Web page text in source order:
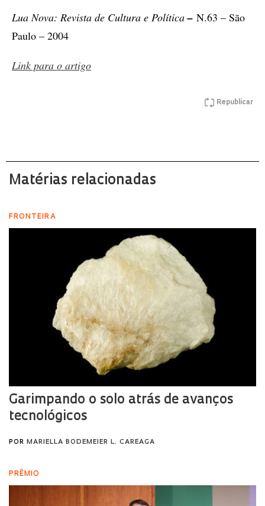
Lua Nova: Revista de Cultura e Política– N.63 – São
Paulo – 2004
Link para o artigo
Republicar